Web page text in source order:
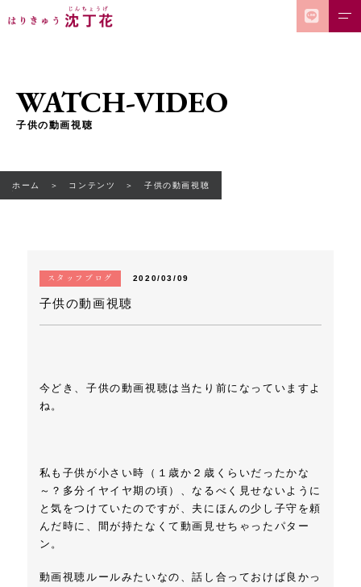
WATCH-VIDEO
子供の動画視聴
ホーム コンテンツ 子供の動画視聴
スタッフブログ 2020/03/09
子供の動画視聴
今どき、子供の動画視聴は当たり前になっていますよ
ね。
私も子供が小さい時（１歳か２歳くらいだったかな
～？多分イヤイヤ期の頃）、なるべく見せないように
と気をつけていたのですが、夫にほんの少し子守を頼
んだ時に、間が持たなくて動画見せちゃったパター
ン。
動画視聴ルールみたいなの、話し合っておけば良かっ